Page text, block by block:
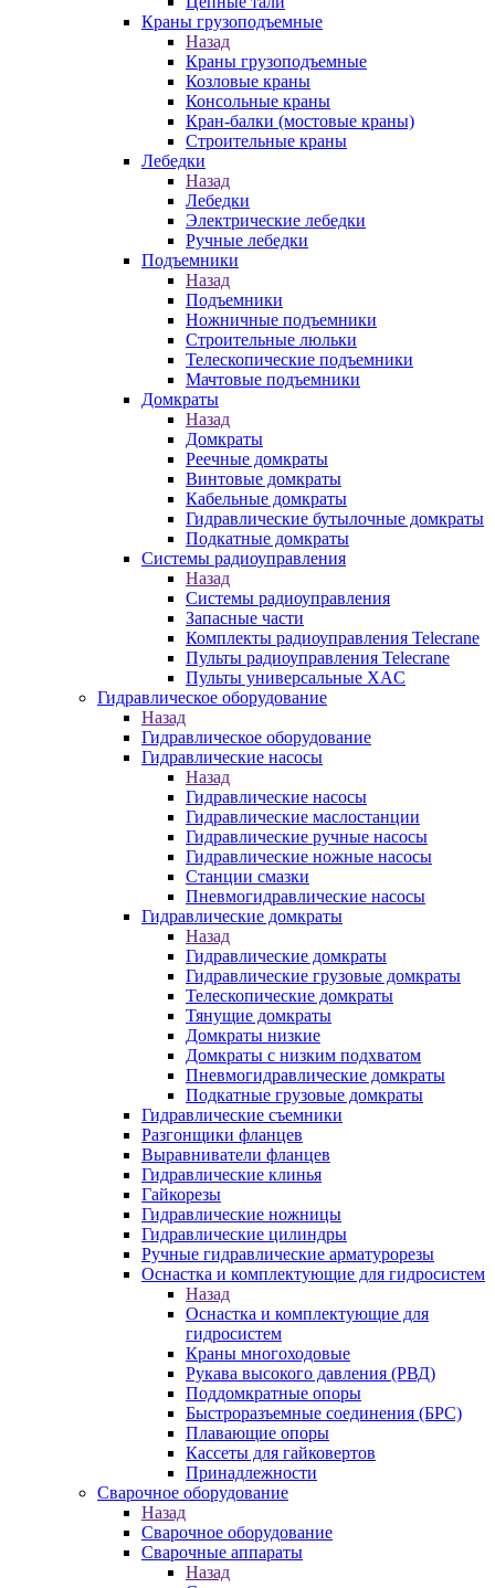
Краны грузоподъемные
Назад
Краны грузоподъемные
Козловые краны
Консольные краны
Кран-балки (мостовые краны)
Строительные краны
Лебедки
Назад
Лебедки
Электрические лебедки
Ручные лебедки
Подъемники
Назад
Подъемники
Ножничные подъемники
Строительные люльки
Телескопические подъемники
Мачтовые подъемники
Домкраты
Назад
Домкраты
Реечные домкраты
Винтовые домкраты
Кабельные домкраты
Гидравлические бутылочные домкраты
Подкатные домкраты
Системы радиоуправления
Назад
Системы радиоуправления
Запасные части
Комплекты радиоуправления Telecrane
Пульты радиоуправления Telecrane
Пульты универсальные XAC
Гидравлическое оборудование
Назад
Гидравлическое оборудование
Гидравлические насосы
Назад
Гидравлические насосы
Гидравлические маслостанции
Гидравлические ручные насосы
Гидравлические ножные насосы
Станции смазки
Пневмогидравлические насосы
Гидравлические домкраты
Назад
Гидравлические домкраты
Гидравлические грузовые домкраты
Телескопические домкраты
Тянущие домкраты
Домкраты низкие
Домкраты с низким подхватом
Пневмогидравлические домкраты
Подкатные грузовые домкраты
Гидравлические съемники
Разгонщики фланцев
Выравниватели фланцев
Гидравлические клинья
Гайкорезы
Гидравлические ножницы
Гидравлические цилиндры
Ручные гидравлические арматурорезы
Оснастка и комплектующие для гидросистем
Назад
Оснастка и комплектующие для
гидросистем
Краны многоходовые
Рукава высокого давления (РВД)
Поддомкратные опоры
Быстроразъемные соединения (БРС)
Плавающие опоры
Кассеты для гайковертов
Принадлежности
Сварочное оборудование
Назад
Сварочное оборудование
Сварочные аппараты
Назад